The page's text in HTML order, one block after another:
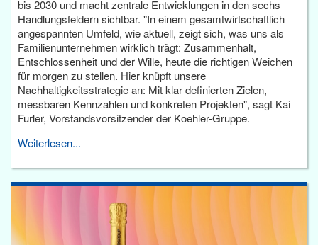
bis 2030 und macht zentrale Entwicklungen in den sechs
Handlungsfeldern sichtbar. "In einem gesamtwirtschaftlich
angespannten Umfeld, wie aktuell, zeigt sich, was uns als
Familienunternehmen wirklich trägt: Zusammenhalt,
Entschlossenheit und der Wille, heute die richtigen Weichen
für morgen zu stellen. Hier knüpft unsere
Nachhaltigkeitsstrategie an: Mit klar definierten Zielen,
messbaren Kennzahlen und konkreten Projekten", sagt Kai
Furler, Vorstandsvorsitzender der Koehler-Gruppe.
Weiterlesen...